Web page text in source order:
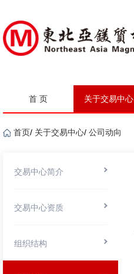
首 页 关于交易中心
首页/ 关于交易中心/ 公司动向
交易中心简介
交易中心资质
组织结构